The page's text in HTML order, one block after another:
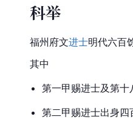
科举
福州府文进士明代六百
其中
第一甲赐进士及第
第二甲赐进士出身四